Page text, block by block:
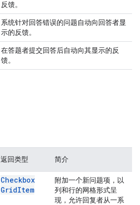
反馈。
系统针对回答错误的问题自动向回答者显
示的反馈。
在答题者提交回答后自动向其显示的反
馈。
返回类型 简介
Checkbox
GridItem
附加一个新问题项，以
列和行的网格形式呈
现，允许回复者从一系